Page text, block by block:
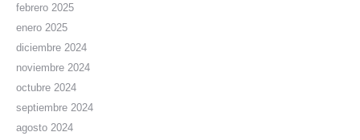
febrero 2025
enero 2025
diciembre 2024
noviembre 2024
octubre 2024
septiembre 2024
agosto 2024